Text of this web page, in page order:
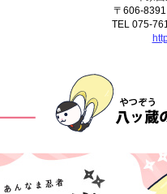
〒606-
TEL 075-